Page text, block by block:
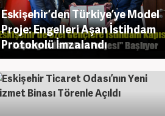
Eskişehir’den Türkiye’ye Model
Proje: Engelleri Aşan İstihdam
Protokolü İmzalandı